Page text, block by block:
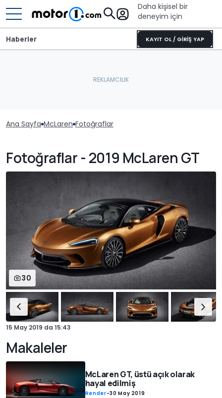
Daha kişisel bir
deneyim için
KAYIT OL / GİRİŞ YAP
Haberler
Ana Sayfa McLaren Fotoğraflar
Fotoğraflar - 2019 McLaren GT
30
15 May 2019 da 15:43
Makaleler
McLaren GT, üstü açık olarak
hayal edilmiş
Render-30 May 2019